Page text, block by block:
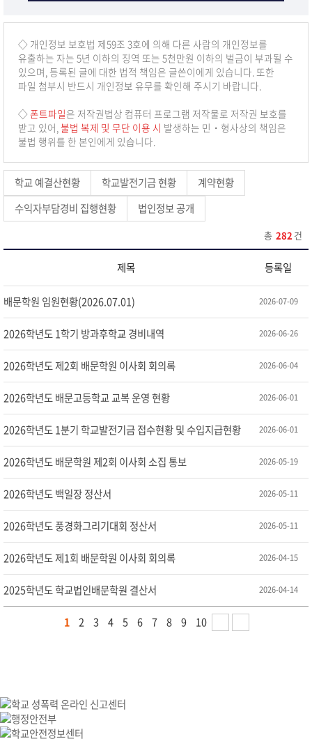
◇ 개인정보 보호법 제59조 3호에 의해 다른 사람의 개인정보를
유출하는 자는 5년 이하의 징역 또는 5천만원 이하의 벌금이 부과될 수
있으며, 등록된 글에 대한 법적 책임은 글쓴이에게 있습니다. 또한
파일 첨부시 반드시 개인정보 유무를 확인해 주시기 바랍니다.
◇ 폰트파일은 저작권법상 컴퓨터 프로그램 저작물로 저작권 보호를
받고 있어, 불법 복제 및 무단 이용 시 발생하는 민・형사상의 책임은
불법 행위를 한 본인에게 있습니다.
학교 예결산현황 학교발전기금 현황
계약현황
수익자부담경비 집행현황
법인정보 공개
총 282 건
제목 등록일
배문학원 임원현황(2026.07.01) 2026-07-09
2026학년도 1학기 방과후학교 경비내역 2026-06-26
2026학년도 제2회 배문학원 이사회 회의록 2026-06-04
2026학년도 배문고등학교 교복 운영 현황 2026-06-01
2026학년도 1분기 학교발전기금 접수현황 및 수입지급현황 2026-06-01
2026학년도 배문학원 제2회 이사회 소집 통보 2026-05-19
2026학년도 백일장 정산서 2026-05-11
2026학년도 풍경화그리기대회 정산서 2026-05-11
2026학년도 제1회 배문학원 이사회 회의록 2026-04-15
2025학년도 학교법인배문학원 결산서 2026-04-14
1 2 3 4 5 6 7 8 9 10